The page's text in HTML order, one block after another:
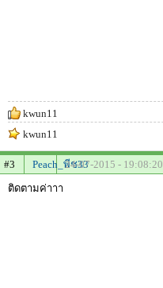
kwun11
kwun11
#3 Peach_พีช3324-07-2015 - 19:08:20
ติดตามค่าาา